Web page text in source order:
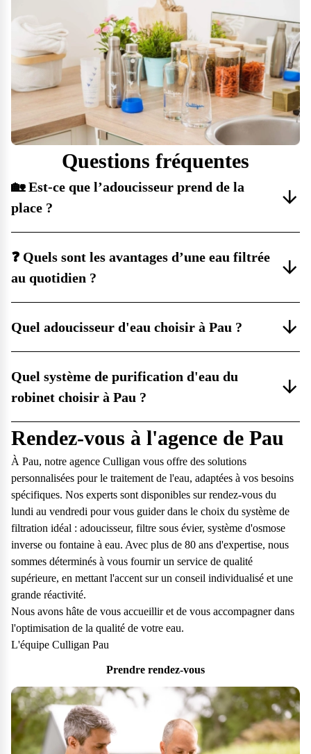
Questions fréquentes
🏡 Est-ce que l’adoucisseur prend de la
place ?
❓ Quels sont les avantages d’une eau filtrée
au quotidien ?
Quel adoucisseur d'eau choisir à Pau ?
Quel système de purification d'eau du
robinet choisir à Pau ?
Rendez-vous à l'agence de Pau
À Pau, notre agence Culligan vous offre des solutions
personnalisées pour le traitement de l'eau, adaptées à vos besoins
spécifiques. Nos experts sont disponibles sur rendez-vous du
lundi au vendredi pour vous guider dans le choix du système de
filtration idéal : adoucisseur, filtre sous évier, système d'osmose
inverse ou fontaine à eau. Avec plus de 80 ans d'expertise, nous
sommes déterminés à vous fournir un service de qualité
supérieure, en mettant l'accent sur un conseil individualisé et une
grande réactivité.
Nous avons hâte de vous accueillir et de vous accompagner dans
l'optimisation de la qualité de votre eau.
L'équipe Culligan Pau
Prendre rendez-vous